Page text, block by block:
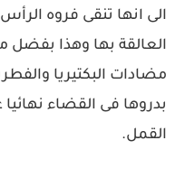
الى انها تنقى فروه
العالقة بها وهذا
مضادات البكتيريا
بدروها فى القضاء
القمل.